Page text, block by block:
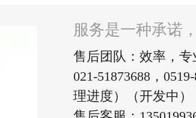
服务是一种承诺
售后团队：效率，专
021-51873688，
理进度）（开发中）